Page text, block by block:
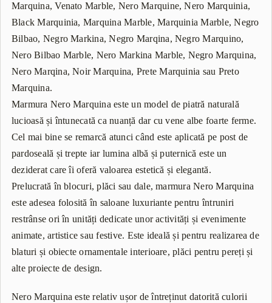
Marquina, Venato Marble, Nero Marquine, Nero Marquinia,
Black Marquinia, Marquina Marble, Marquinia Marble, Negro
Bilbao, Negro Markina, Negro Marqina, Negro Marquino,
Nero Bilbao Marble, Nero Markina Marble, Negro Marquina,
Nero Marqina, Noir Marquina, Prete Marquinia sau Preto
Marquina.
Marmura Nero Marquina este un model de piatră naturală
lucioasă și întunecată ca nuanță dar cu vene albe foarte ferme.
Cel mai bine se remarcă atunci când este aplicată pe post de
pardoseală și trepte iar lumina albă și puternică este un
deziderat care îi oferă valoarea estetică și elegantă.
Prelucrată în blocuri, plăci sau dale, marmura Nero Marquina
este adesea folosită în saloane luxuriante pentru întruniri
restrânse ori în unități dedicate unor activități și evenimente
animate, artistice sau festive. Este ideală și pentru realizarea de
blaturi și obiecte ornamentale interioare, plăci pentru pereți și
alte proiecte de design.
Nero Marquina este relativ ușor de întreținut datorită culorii